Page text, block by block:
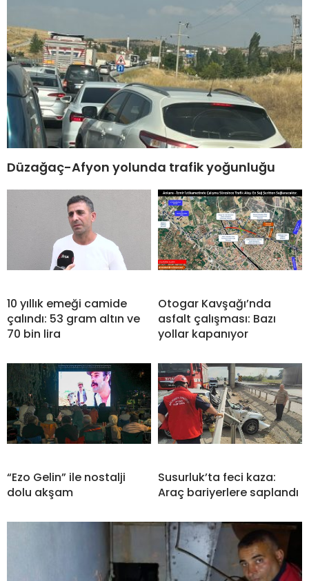
Düzağaç-Afyon yolunda trafik yoğunluğu
10 yıllık emeği camide
çalındı: 53 gram altın ve
70 bin lira
Otogar Kavşağı’nda
asfalt çalışması: Bazı
yollar kapanıyor
“Ezo Gelin” ile nostalji
dolu akşam
Susurluk’ta feci kaza:
Araç bariyerlere saplandı